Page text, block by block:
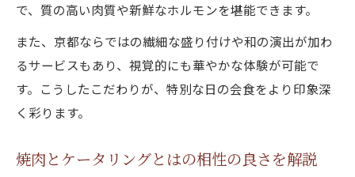
焼肉ケータリングで高級感を演出するポイ
ント
おしゃれ焼肉を叶えるケータリング京都の
選び方
ケータリング京都自宅でおしゃれ焼肉を楽
高級感あふれる焼肉演出の秘訣とは
で、質の高い肉質や新鮮なホルモンを堪能できます。
また、京都ならではの繊細な盛り付けや和の演出が加わ
るサービスもあり、視覚的にも華やかな体験が可能で
す。こうしたこだわりが、特別な日の会食をより印象深
く彩ります。
焼肉とケータリングとはの相性の良さを解説